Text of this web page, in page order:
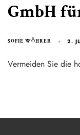
GmbH
SOFIE WÖHRER 2.
Vermeiden Sie die